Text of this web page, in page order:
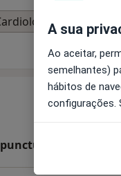
A sua
Ao aceitar,
semelhantes)
hábitos de
configurações.